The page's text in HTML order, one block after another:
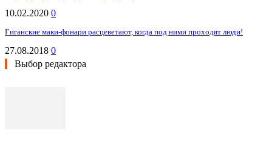
10.02.2020 0
Гиганские маки-фонари расцеветают, когда под ними проходят люди!
27.08.2018 0
Выбор редактора